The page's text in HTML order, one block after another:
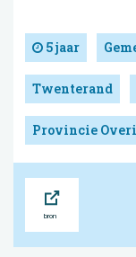
5 jaar
Twenterand
Provincie